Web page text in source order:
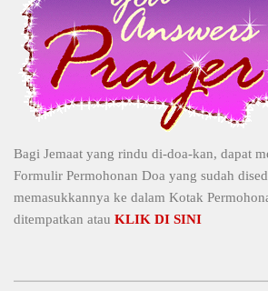
Bagi Jemaat yang rindu di-doa-kan, dapat
Formulir Permohonan Doa yang sudah
memasukkannya ke dalam Kotak
ditempatkan atau KLIK DI SINI